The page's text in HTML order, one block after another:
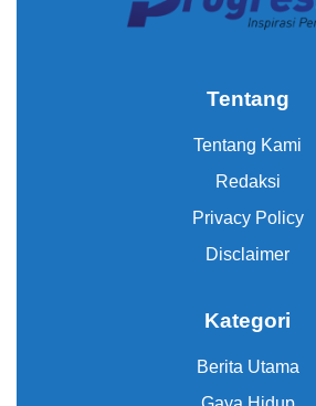
Tentang
Tentang Kami
Redaksi
Privacy Policy
Disclaimer
Kategori
Berita Utama